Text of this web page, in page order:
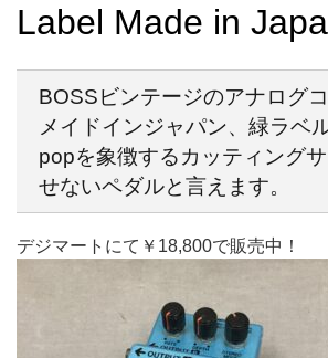
Label Made in
BOSSビンテージのアナログコ
メイドインジャパン、緑ラベ
popを象徴するカッティング
せないペダルと言えます。
デジマートにて￥18,800で販売中！